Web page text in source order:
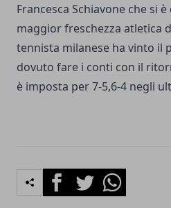
Francesca Schiavone che si
maggior freschezza atletica
tennista milanese ha vinto il
dovuto fare i conti con il
è imposta per 7-5,6-4 negli
FacebookTwitterWhatsapp